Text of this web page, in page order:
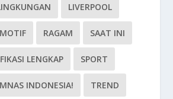
LIVERPOOL
RAGAM SAAT INI
LENGKAP SPORT
INDONESIA! TREND